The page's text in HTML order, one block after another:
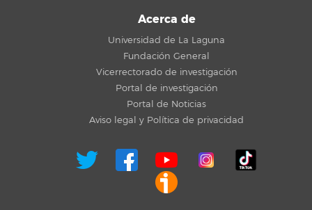
Acerca de
Universidad de La Laguna
Fundación General
Vicerrectorado de investigación
Portal de investigación
Portal de Noticias
Aviso legal y Política de privacidad